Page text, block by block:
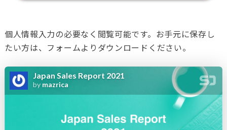
個人情報入力の必要なく閲覧可能です。お手元に保存し
たい方は、フォームよりダウンロードください。